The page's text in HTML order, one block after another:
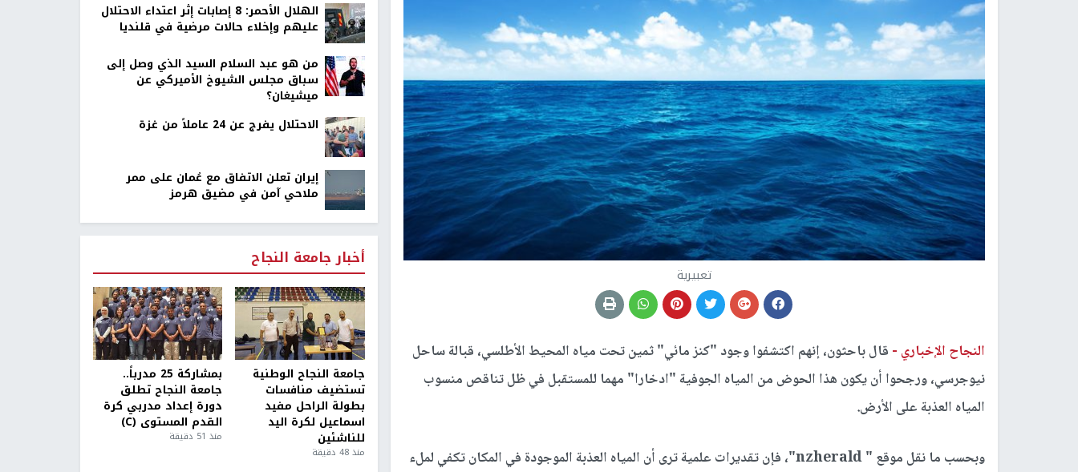
تعبيرية
النجاح الإخباري - قال باحثون، إنهم اكتشفوا وجود "كنز مائي" ثمين تحت مياه المحيط الأطلسي، قبالة ساحل
نيوجرسي، ورجحوا أن يكون هذا الحوض من المياه الجوفية "ادخارا" مهما للمستقبل في ظل تناقص منسوب
المياه العذبة على الأرض.
وبحسب ما نقل موقع " nzherald"، فإن تقديرات علمية ترى أن المياه العذبة الموجودة في المكان تكفي لملء
الهلال الأحمر: 8 إصابات إثر اعتداء الاحتلال
عليهم وإخلاء حالات مرضية في قلنديا
من هو عبد السلام السيد الذي وصل إلى
سباق مجلس الشيوخ الأميركي عن
ميشيغان؟
الاحتلال يفرج عن 24 عاملاً من غزة
إيران تعلن الاتفاق مع عُمان على ممر
ملاحي آمن في مضيق هرمز
أخبار جامعة النجاح
جامعة النجاح الوطنية
تستضيف منافسات
بطولة الراحل مفيد
اسماعيل لكرة اليد
للناشئين
منذ 48 دقيقة
بمشاركة 25 مدرباً..
جامعة النجاح تطلق
دورة إعداد مدربي كرة
القدم المستوى (C)
منذ 51 دقيقة